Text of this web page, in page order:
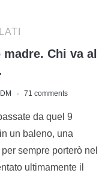
Chi va al
71 comments
da quel 9
un baleno, una
sempre porterò nel
ultimamente il